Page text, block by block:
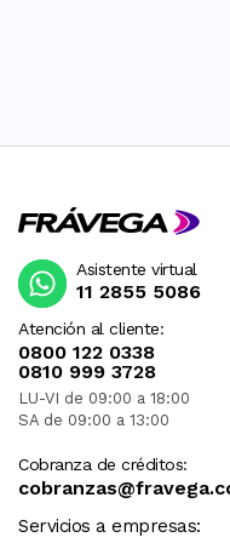
Atención al cliente:
0800 122 0338
0810 999 3728
LU-VI de 09:00 a 18:00
SA de 09:00 a 13:00
Cobranza de créditos:
Servicios a empresas:
Asistente virtual
11 2855 5086